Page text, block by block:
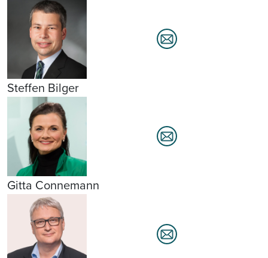
Steffen Bilger
Gitta Connemann